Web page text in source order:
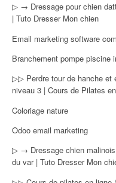
▷ → Dressage pour chien
| Tuto Dresser Mon chien
Email marketing software
Branchement pompe piscine
▷▷ Perdre tour de hanche et
niveau 3 | Cours de Pilates
Coloriage nature
Odoo email marketing
▷ → Dressage chien
du var | Tuto Dresser Mon